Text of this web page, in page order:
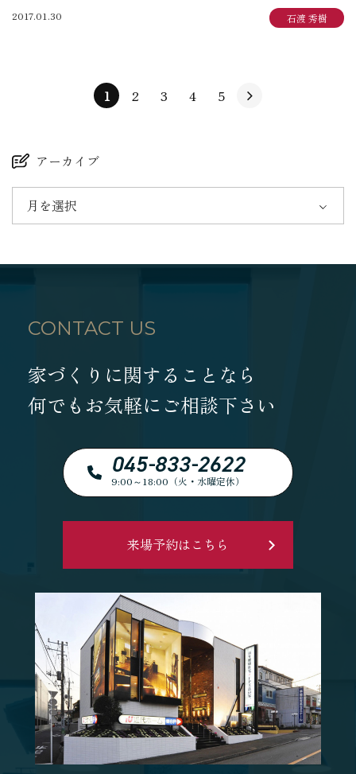
2017.01.30 石渡 秀樹
1 2 3 4 5
アーカイブ
月を選択
CONTACT US
家づくりに関することなら
何でもお気軽にご相談下さい
045-833-2622
9:00～18:00（火・水曜定休）
来場予約はこちら